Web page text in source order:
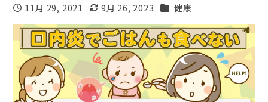
投稿日
11月 29, 2021
更新日
9月 26, 2023 カテゴリー
健康